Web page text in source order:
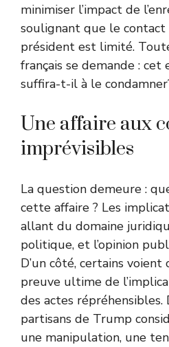
minimiser l’impact de
soulignant que le contact
président est limité.
français se demande :
suffira-t-il à le
Une affaire aux
imprévisibles
La question demeure :
cette affaire ? Les
allant du domaine
politique, et l’opinion
D’un côté, certains voient
preuve ultime de
des actes répréhensibles.
partisans de Trump
une manipulation, une